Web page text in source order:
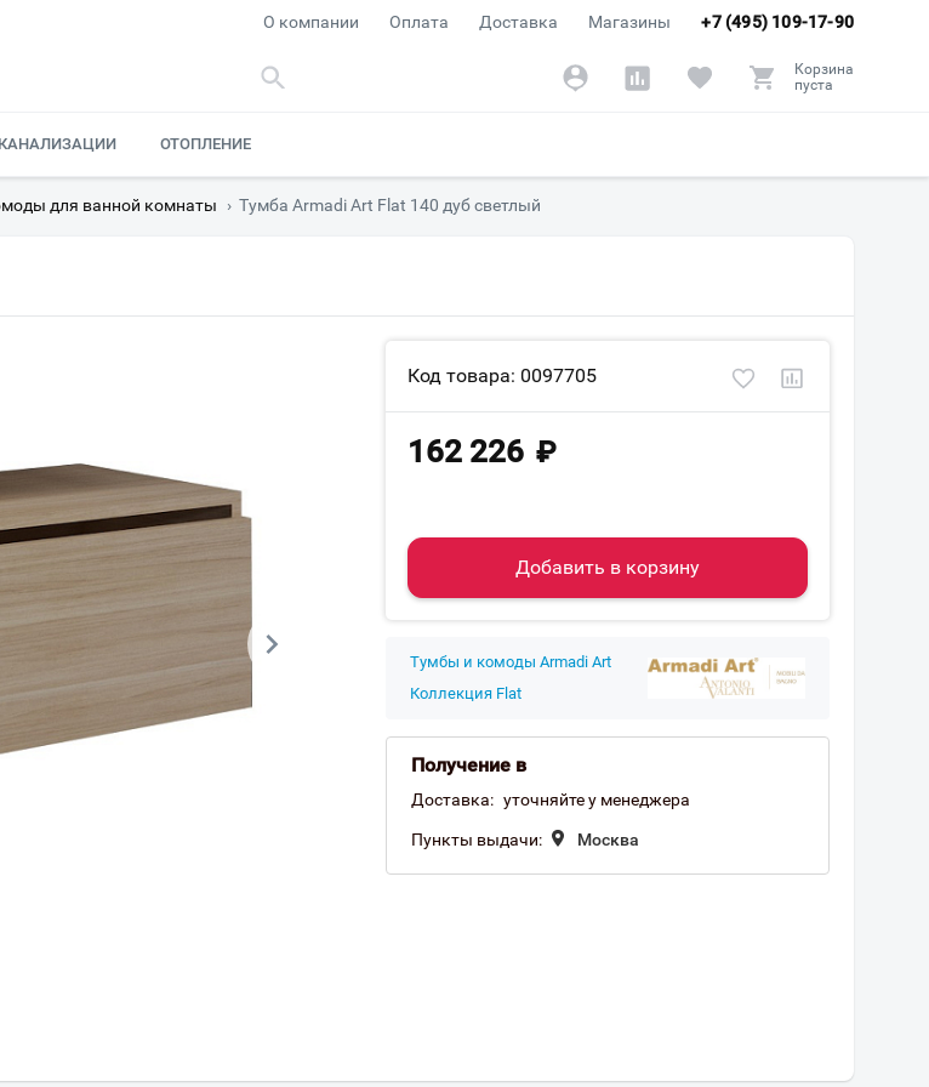
+7 (495) 109-17-90
О компании Оплата Доставка Магазины
Корзина
пуста
ОТОПЛЕНИЕ
для ванной комнаты › Тумба Armadi Art Flat 140 дуб светлый
Код товара: 0097705
162 226 ₽
Добавить в корзину
Тумбы и комоды Armadi Art
Коллекция Flat
Получение в
Доставка: уточняйте у менеджера
Пункты выдачи: Москва